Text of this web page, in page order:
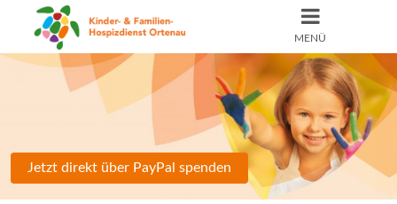
MENÜ
Jetzt direkt über PayPal spenden